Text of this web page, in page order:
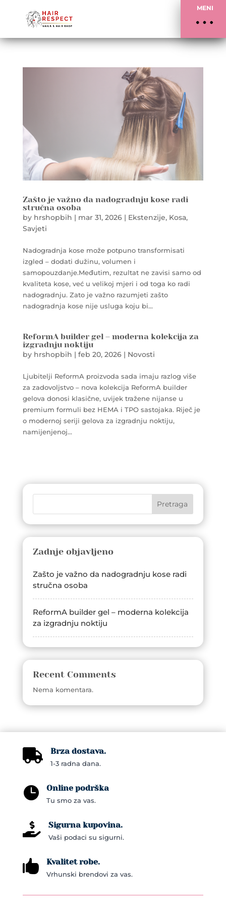
MENI
Zašto je važno da nadogradnju kose radi
stručna osoba
by hrshopbih | mar 31, 2026| Ekstenzije, Kosa,
Savjeti
Nadogradnja kose može potpuno transformisati
izgled – dodati dužinu, volumen i
samopouzdanje.Međutim, rezultat ne zavisi samo od
kvaliteta kose, već u velikoj mjeri i od toga ko radi
nadogradnju. Zato je važno razumjeti zašto
nadogradnja kose nije usluga koju bi...
ReformA builder gel – moderna kolekcija za
izgradnju noktiju
by hrshopbih | feb 20, 2026| Novosti
Ljubitelji ReformA proizvoda sada imaju razlog više
za zadovoljstvo – nova kolekcija ReformA builder
gelova donosi klasične, uvijek tražene nijanse u
premium formuli bez HEMA i TPO sastojaka. Riječ je
o modernoj seriji gelova za izgradnju noktiju,
namijenjenoj...
Pretraga
Zadnje objavljeno
Zašto je važno da nadogradnju kose radi
stručna osoba
ReformA builder gel – moderna kolekcija
za izgradnju noktiju
Recent Comments
Nema komentara.
 Brza dostava.
1-3 radna dana.
 Online podrška
Tu smo za vas.
 Sigurna kupovina.
Vaši podaci su sigurni.
 Kvalitet robe.
Vrhunski brendovi za vas.